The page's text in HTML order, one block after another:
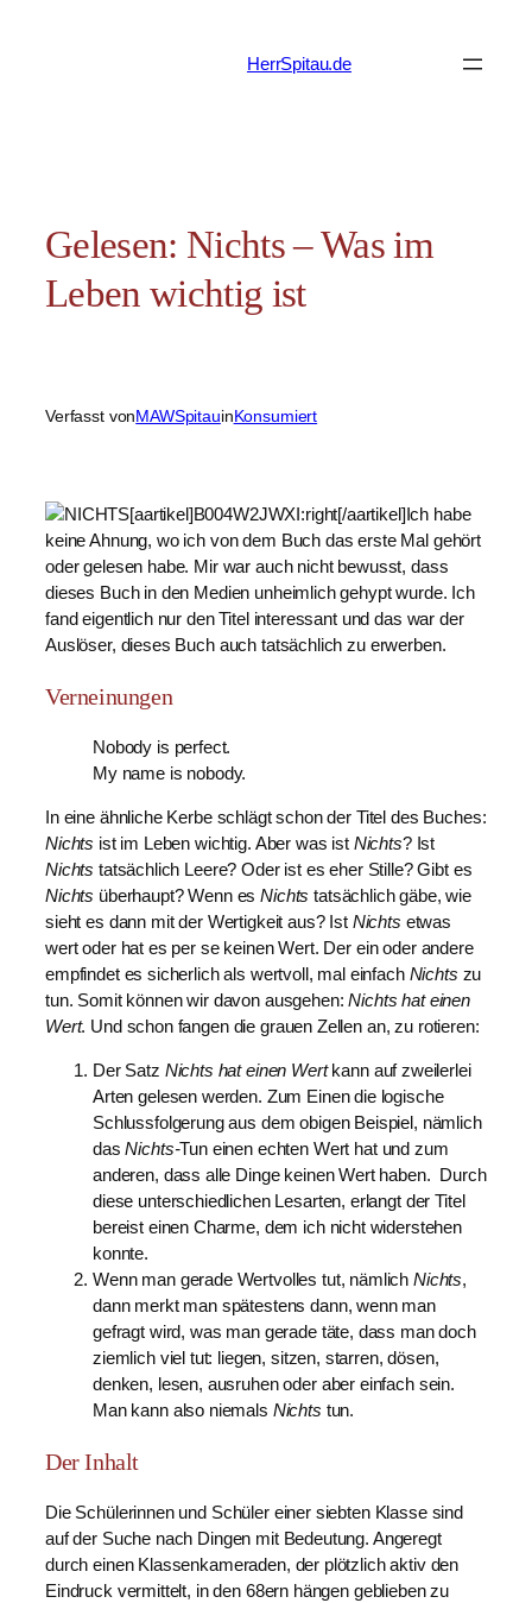
HerrSpitau.de
Gelesen: Nichts – Was im
Leben wichtig ist
Verfasst vonMAWSpitauinKonsumiert
[aartikel]B004W2JWXI:right[/aartikel]Ich habe
keine Ahnung, wo ich von dem Buch das erste Mal gehört
oder gelesen habe. Mir war auch nicht bewusst, dass
dieses Buch in den Medien unheimlich gehypt wurde. Ich
fand eigentlich nur den Titel interessant und das war der
Auslöser, dieses Buch auch tatsächlich zu erwerben.
Verneinungen
Nobody is perfect.
My name is nobody.
In eine ähnliche Kerbe schlägt schon der Titel des Buches:
Nichts ist im Leben wichtig. Aber was ist Nichts? Ist
Nichts tatsächlich Leere? Oder ist es eher Stille? Gibt es
Nichts überhaupt? Wenn esNichtstatsächlich gäbe, wie
sieht es dann mit der Wertigkeit aus? Ist Nichts etwas
wert oder hat es per se keinen Wert. Der ein oder andere
empfindet es sicherlich als wertvoll, mal einfach Nichts zu
tun. Somit können wir davon ausgehen:Nichts hat einen
Wert. Und schon fangen die grauen Zellen an, zu rotieren:
Der Satz Nichts hat einen Wertkann auf zweilerlei
Arten gelesen werden. Zum Einen die logische
Schlussfolgerung aus dem obigen Beispiel, nämlich
dasNichts-Tun einen echten Wert hat und zum
anderen, dass alle Dinge keinen Wert haben. Durch
diese unterschiedlichen Lesarten, erlangt der Titel
bereist einen Charme, dem ich nicht widerstehen
konnte.
Wenn man gerade Wertvolles tut, nämlichNichts,
dann merkt man spätestens dann, wenn man
gefragt wird, was man gerade täte, dass man doch
ziemlich viel tut: liegen, sitzen, starren, dösen,
denken, lesen, ausruhen oder aber einfach sein.
Man kann also niemals Nichts tun.
Der Inhalt
Die Schülerinnen und Schüler einer siebten Klasse sind
auf der Suche nach Dingen mit Bedeutung. Angeregt
durch einen Klassenkameraden, der plötzlich aktiv den
Eindruck vermittelt, in den 68ern hängen geblieben zu